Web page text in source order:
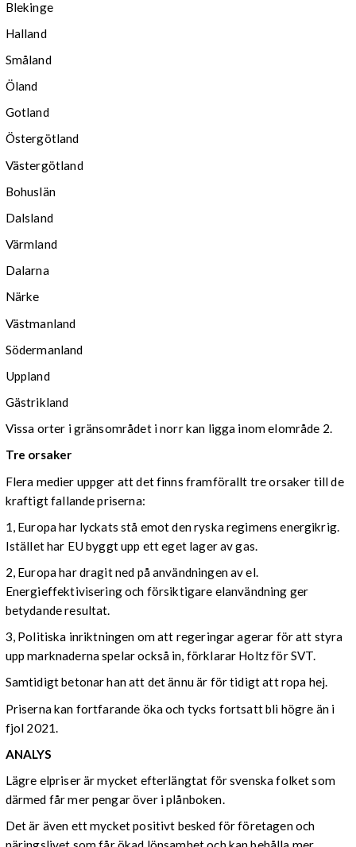
Blekinge
Halland
Småland
Öland
Gotland
Östergötland
Västergötland
Bohuslän
Dalsland
Värmland
Dalarna
Närke
Västmanland
Södermanland
Uppland
Gästrikland
Vissa orter i gränsområdet i norr kan ligga inom elområde 2.
Tre orsaker
Flera medier uppger att det finns framförallt tre orsaker till de
kraftigt fallande priserna:
1, Europa har lyckats stå emot den ryska regimens energikrig.
Istället har EU byggt upp ett eget lager av gas.
2, Europa har dragit ned på användningen av el.
Energieffektivisering och försiktigare elanvändning ger
betydande resultat.
3, Politiska inriktningen om att regeringar agerar för att styra
upp marknaderna spelar också in, förklarar Holtz för SVT.
Samtidigt betonar han att det ännu är för tidigt att ropa hej.
Priserna kan fortfarande öka och tycks fortsatt bli högre än i
fjol 2021.
ANALYS
Lägre elpriser är mycket efterlängtat för svenska folket som
därmed får mer pengar över i plånboken.
Det är även ett mycket positivt besked för företagen och